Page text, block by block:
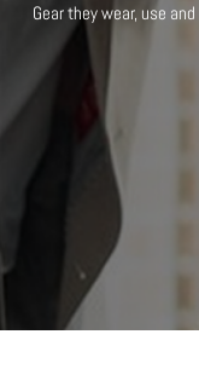
Gear they wear, use